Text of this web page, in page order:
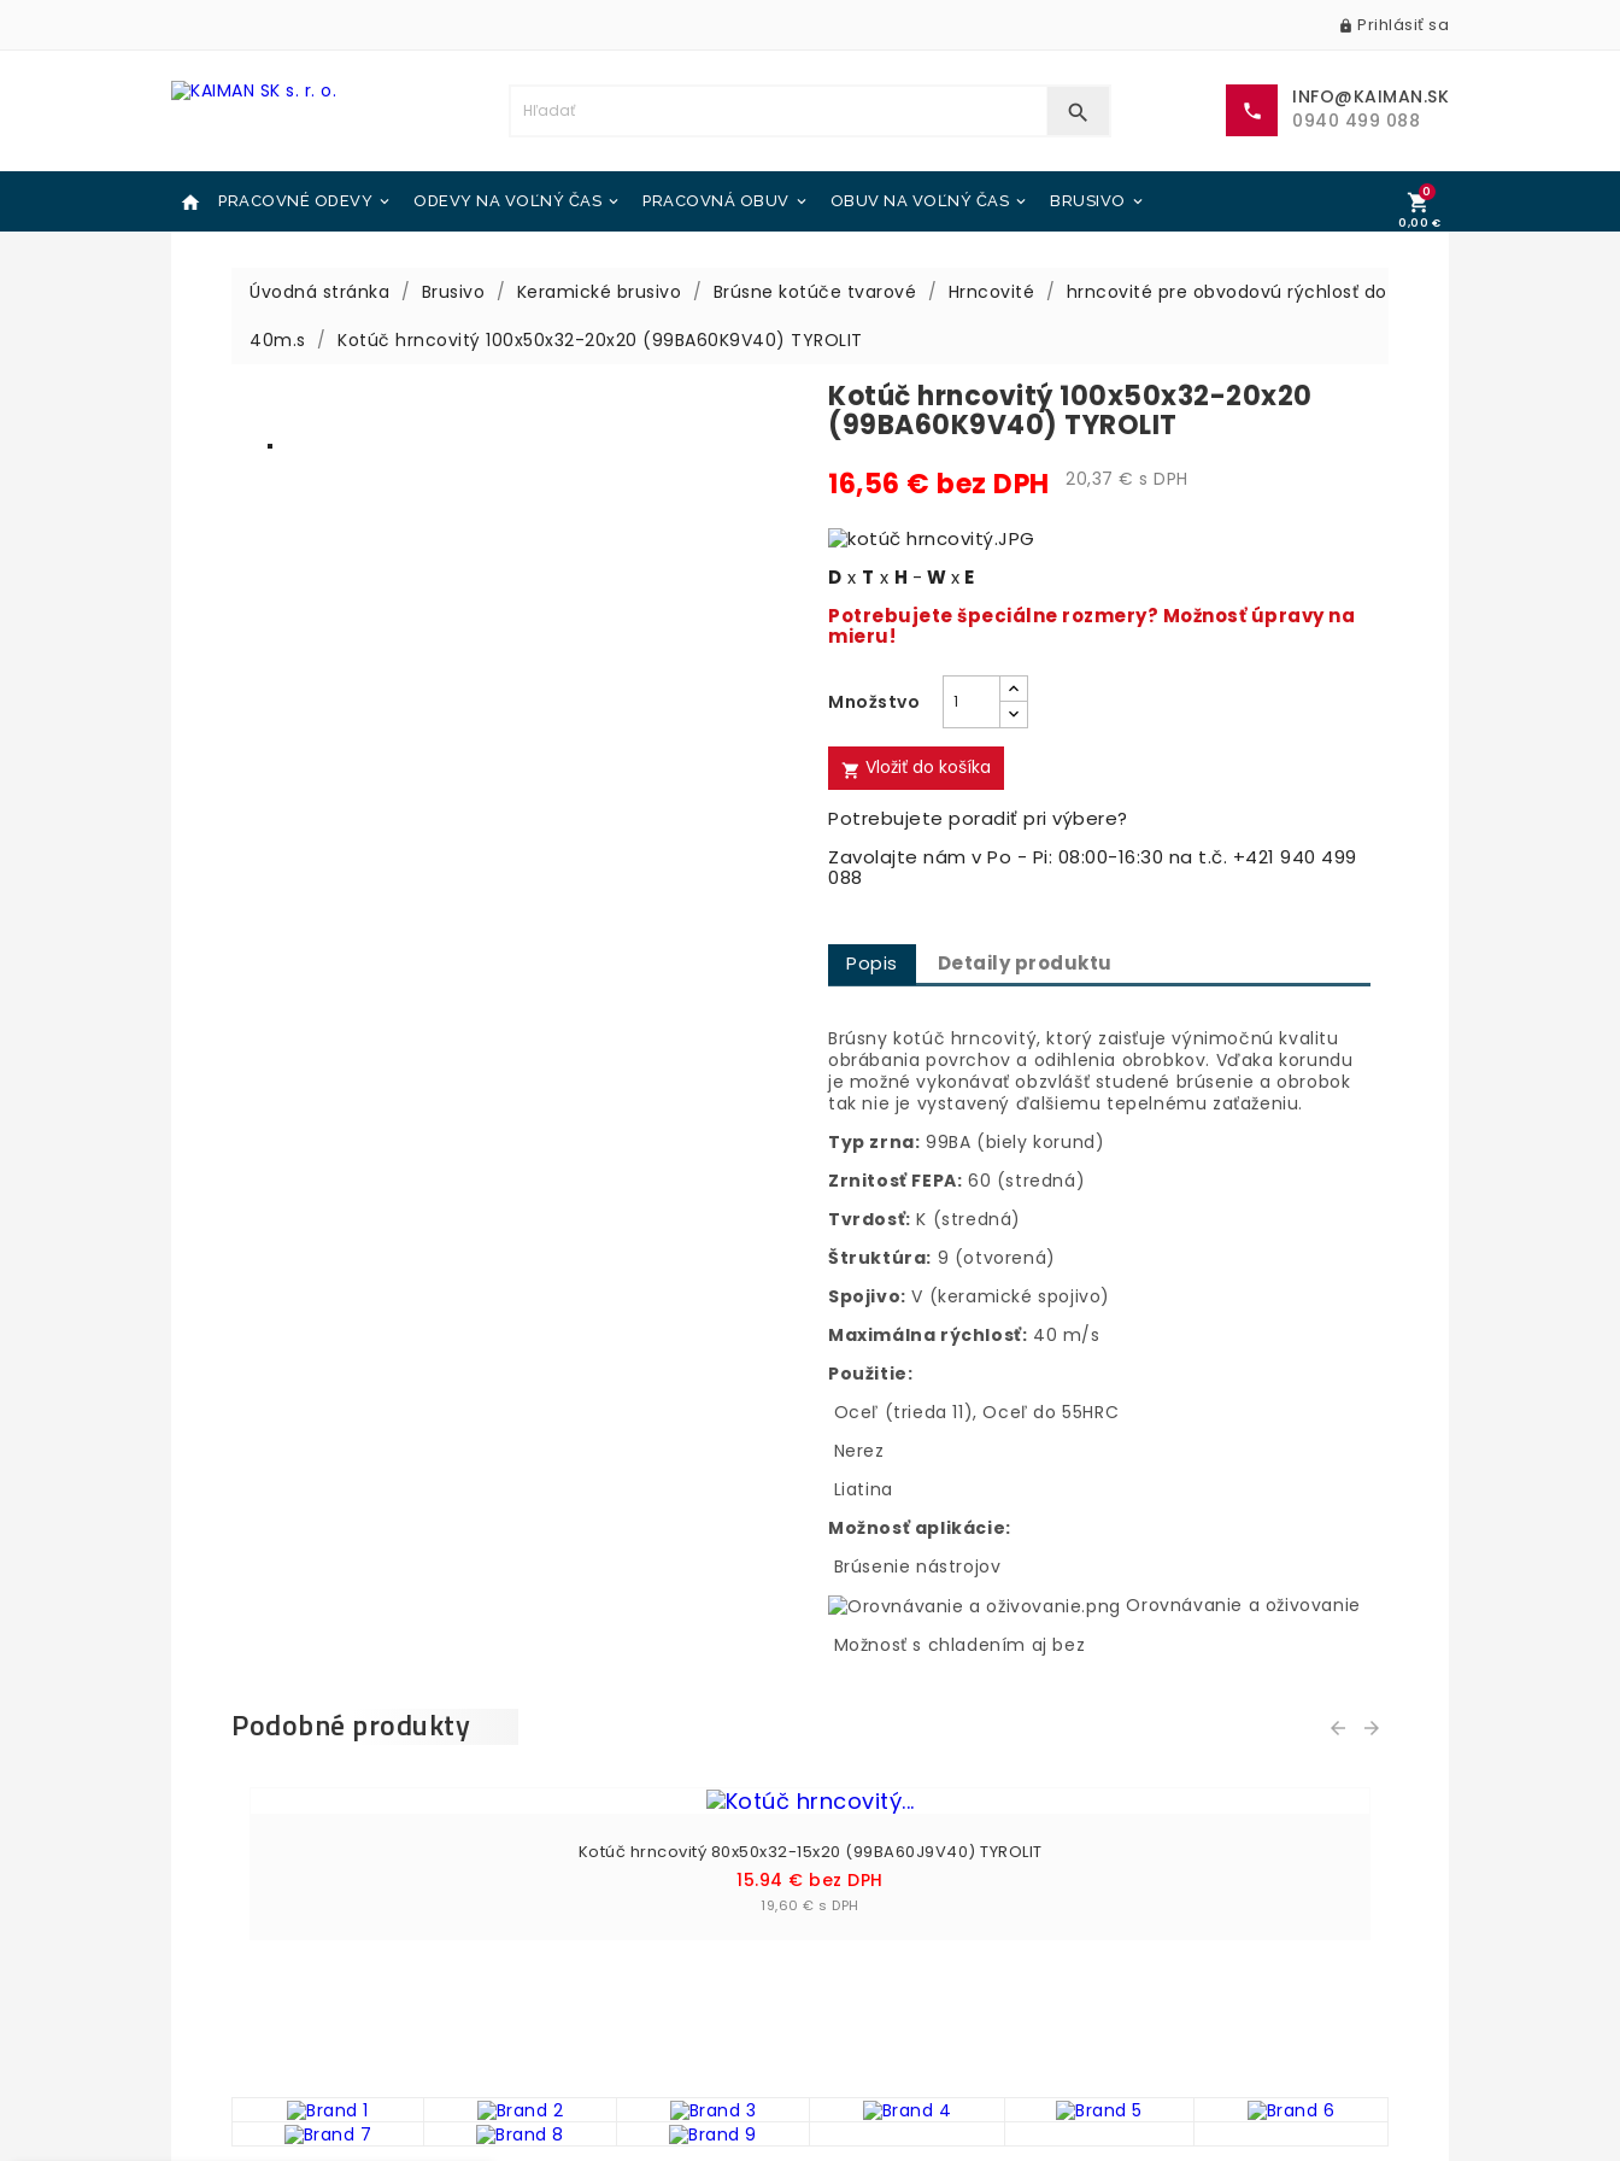
 Prihlásiť sa
 
INFO@KAIMAN.SK
0940 499 088
 
PRACOVNÉ ODEVY 
ODEVY NA VOĽNÝ ČAS 
PRACOVNÁ OBUV 
OBUV NA VOĽNÝ ČAS 
BRUSIVO 
0
0,00 €
Úvodná stránka Brusivo Keramické brusivo Brúsne kotúče tvarové Hrncovité
hrncovité pre obvodovú rýchlosť do
40m.s
Kotúč hrncovitý 100x50x32-20x20 (99BA60K9V40) TYROLIT
Kotúč hrncovitý 100x50x32-20x20
(99BA60K9V40) TYROLIT
16,56 € bez DPH 20,37 € s DPH
D x T x H - Wx E
Potrebujete špeciálne rozmery? Možnosť úpravy na
mieru!
Množstvo
 Vložiť do košíka
Potrebujete poradiť pri výbere?
Zavolajte nám v Po - Pi: 08:00-16:30 na t.č. +421 940 499
088
Popis Detaily produktu
Brúsny kotúč hrncovitý, ktorý zaisťuje výnimočnú kvalitu
obrábania povrchov a odihlenia obrobkov. Vďaka korundu
je možné vykonávať obzvlášť studené brúsenie a obrobok
tak nie je vystavený ďalšiemu tepelnému zaťaženiu.
Typ zrna: 99BA (biely korund)
Zrnitosť FEPA: 60 (stredná)
Tvrdosť: K (stredná)
Štruktúra: 9 (otvorená)
Spojivo: V (keramické spojivo)
Maximálna rýchlosť: 40 m/s
Použitie:
Oceľ (trieda 11), Oceľ do 55HRC
Nerez
Liatina
Možnosť aplikácie:
Brúsenie nástrojov
Orovnávanie a oživovanie
Možnosť s chladením aj bez
Podobné produkty  
Kotúč hrncovitý 80x50x32-15x20 (99BA60J9V40) TYROLIT
Cena
15.94 € bez DPH
19,60 € s DPH
 Vložiť do košíka